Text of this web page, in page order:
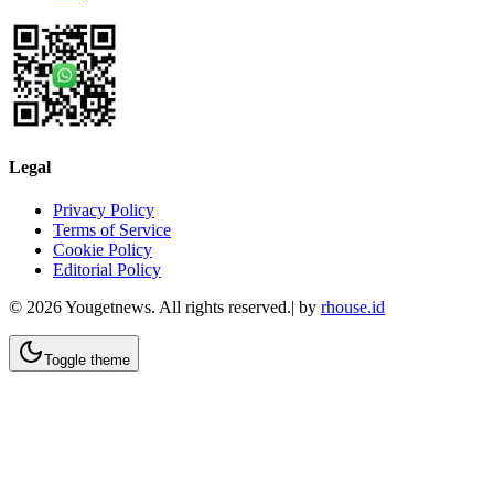
Legal
Privacy Policy
Terms of Service
Cookie Policy
Editorial Policy
© 2026Yougetnews. All rights reserved.| by rhouse.id
Toggle theme